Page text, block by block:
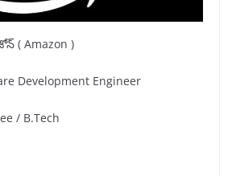
( Amazon )
Development Engineer
/ B.Tech